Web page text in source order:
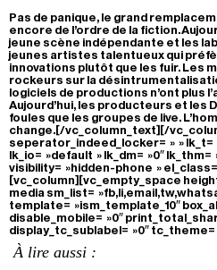
Pas de panique, le grand
encore de l’ordre de la fiction.
jeune scène indépendante et les
jeunes artistes talentueux qui
innovations plutôt que les fuir. Les
rockeurs sur la
logiciels de productions n’ont plus
Aujourd’hui, les producteurs et les
foules que les groupes de live.
change.[/vc_column_text][/
seperator_indeed_locker= » » lk_t=
lk_io= »default » lk_dm= »0″ lk_thm=
visibility= »hidden-phone »
[vc_column][vc_empty_space
media sm_list=
template= »ism_template_10″
disable_mobile= »0″
display_tc_sublabel= »0″
À lire aussi :